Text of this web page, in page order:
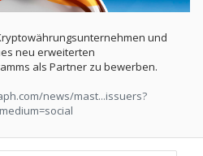
und
neu erweiterten
als Partner zu bewerben.
news/mast...issuers?